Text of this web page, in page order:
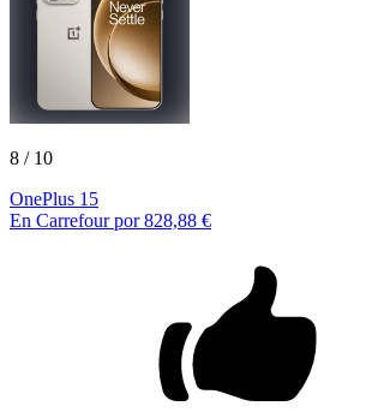
8 / 10
OnePlus 15
En Carrefour por 828,88 €